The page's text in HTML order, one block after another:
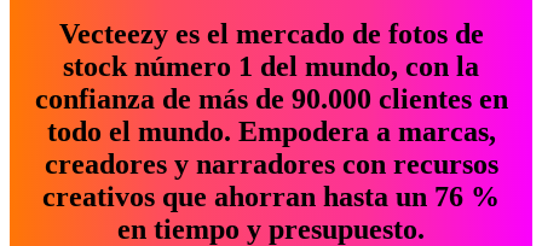
Vecteezy es el mercado de fotos de
stock número 1 del mundo, con la
confianza de más de 90.000 clientes en
todo el mundo. Empodera a marcas,
creadores y narradores con recursos
creativos que ahorran hasta un 76 %
en tiempo y presupuesto.